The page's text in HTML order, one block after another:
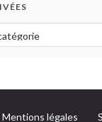
Mentions légales